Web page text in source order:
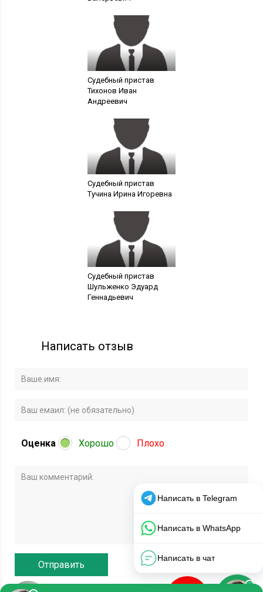
Судебный пристав
Тихонов Иван
Андреевич
Судебный пристав
Тучина Ирина Игоревна
Судебный пристав
Шульженко Эдуард
Геннадьевич
Написать отзыв
Оценка Хорошо Плохо